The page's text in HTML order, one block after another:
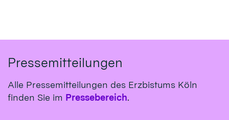
Pressemitteilungen
Alle Pressemitteilungen des Erzbistums Köln
finden Sie im Pressebereich.